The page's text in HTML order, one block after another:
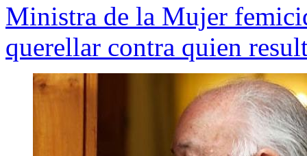
Ministra de la Mujer
querellar contra quien